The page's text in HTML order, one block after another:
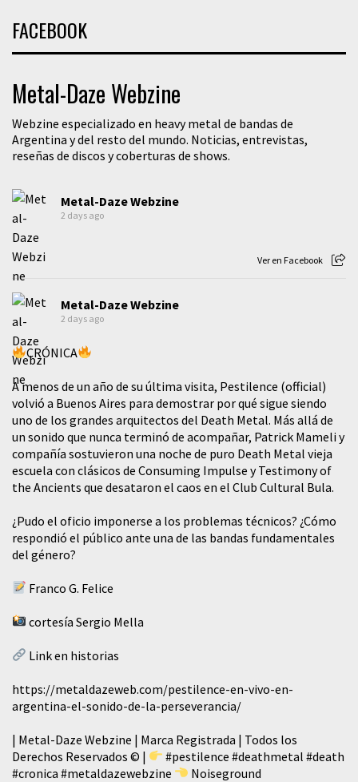
FACEBOOK
Metal-Daze Webzine
Webzine especializado en heavy metal de bandas de
Argentina y del resto del mundo. Noticias, entrevistas,
reseñas de discos y coberturas de shows.
Metal-Daze Webzine
2 days ago
Ver en Facebook
Metal-Daze Webzine
2 days ago
CRÓNICA
A menos de un año de su última visita, Pestilence (official)
volvió a Buenos Aires para demostrar por qué sigue siendo
uno de los grandes arquitectos del Death Metal. Más allá de
un sonido que nunca terminó de acompañar, Patrick Mameli y
compañía sostuvieron una noche de puro Death Metal vieja
escuela con clásicos de Consuming Impulse y Testimony of
the Ancients que desataron el caos en el Club Cultural Bula.
¿Pudo el oficio imponerse a los problemas técnicos? ¿Cómo
respondió el público ante una de las bandas fundamentales
del género?
Franco G. Felice
cortesía Sergio Mella
Link en historias
https://metaldazeweb.com/pestilence-en-vivo-en-
argentina-el-sonido-de-la-perseverancia/
| Metal-Daze Webzine | Marca Registrada | Todos los
Derechos Reservados © |
#pestilence #deathmetal #death
#cronica #metaldazewebzine Noiseground